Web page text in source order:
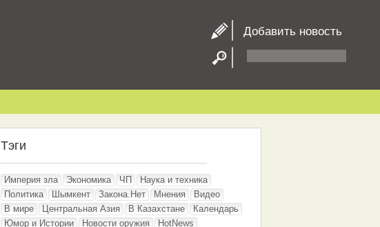
Добавить новость
Тэги
Империя зла Экономика ЧП
Наука и техника
Политика
Шымкент Закона.Нет Мнения
Видео
В мире
Центральная Азия В Казахстане
Календарь
Юмор и Истории
Новости оружия
HotNews